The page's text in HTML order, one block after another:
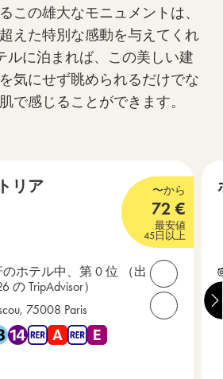
この雄大なモニュメントは、
えた特別な感動を与えてくれ
ルに泊まれば、この美しい建
気にせず眺められるだけでな
で感じることができます。
45 74 07 30
リア
〜から
72 €
最安値
45日以上
のホテル中、第 0 位
（出
TripAdvisor）
75008 Paris
鉄 3 , 地下鉄 12 , 地下鉄 13 , 地下鉄 14
連絡先を
お電話く